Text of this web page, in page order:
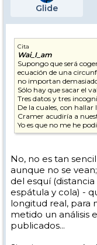
Glide
Cita
Wai_I_am
Supongo que será
ecuación de una
no importan
Sólo hay que sacar el
Tres datos y tres
De la cuales, con hallar
Cramer acudiría a
Yo es que no me he
No, no es tan
aunque no se
del esquí
espátula y cola) -
longitud real, para
metido un análisis
publicados...